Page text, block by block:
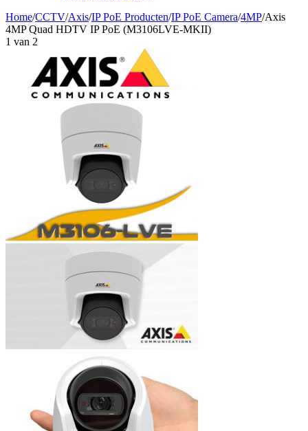
Home/CCTV/Axis/IP PoE Producten/IP PoE Camera/4MP/Axis
4MP Quad HDTV IP PoE (M3106LVE-MKII)
1 van 2